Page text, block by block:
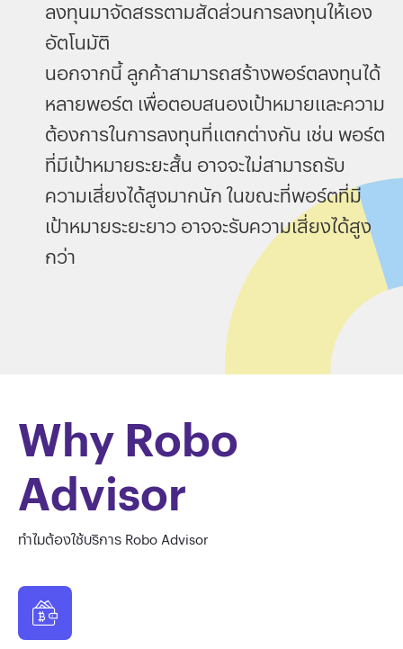
ลงทุนมาจัดสรรตามสัดส่วนการลงทุนให้เอง
อัตโนมัติ
นอกจากนี้ ลูกค้าสามารถสร้างพอร์ตลงทุนได้
หลายพอร์ต เพื่อตอบสนองเป้าหมายและความ
ต้องการในการลงทุนที่แตกต่างกัน เช่น พอร์ต
ที่มีเป้าหมายระยะสั้น อาจจะไม่สามารถรับ
ความเสี่ยงได้สูงมากนัก ในขณะที่พอร์ตที่มี
เป้าหมายระยะยาว อาจจะรับความเสี่ยงได้สูง
กว่า
Why Robo
Advisor
ทำไมต้องใช้บริการ Robo Advisor